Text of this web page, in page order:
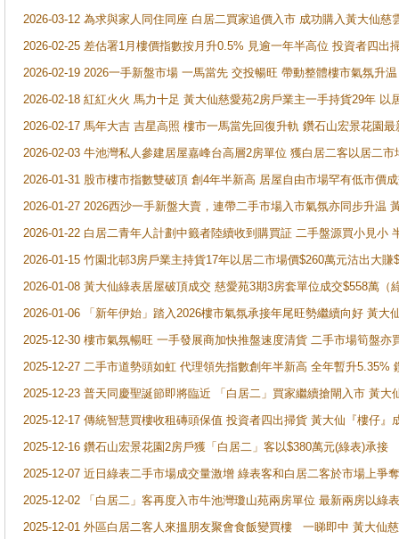
2026-03-12 為求與家人同住同座 白居二買家追價入市 成功購入黃大仙
2026-02-25 差估署1月樓價指數按月升0.5% 見逾一年半高位 投資者四
2026-02-19 2026一手新盤市場 一馬當先 交投暢旺 帶動整體樓市氣氛升
2026-02-18 紅紅火火 馬力十足 黃大仙慈愛苑2房戶業主一手持貨29年 以
2026-02-17 馬年大吉 吉星高照 樓市一馬當先回復升軌 鑽石山宏景花園
2026-02-03 牛池灣私人參建居屋嘉峰台高層2房單位 獲白居二客以居二市
2026-01-31 股市樓市指數雙破頂 創4年半新高 居屋自由市場罕有低市價
2026-01-27 2026西沙一手新盤大賣，連帶二手市場入市氣氛亦同步升温
2026-01-22 白居二青年人計劃中籤者陸續收到購買証 二手盤源買小見小
2026-01-15 竹園北邨3房戶業主持貨17年以居二市場價$260萬元沽出大賺
2026-01-08 黃大仙綠表居屋破頂成交 慈愛苑3期3房套單位成交$558萬（
2026-01-06 「新年伊始」踏入2026樓市氣氛承接年尾旺勢繼續向好 黃
2025-12-30 樓市氣氛暢旺 一手發展商加快推盤速度清貨 二手市場筍盤
2025-12-27 二手市道勢頭如虹 代理領先指數創年半新高 全年暫升5.35%
2025-12-23 普天同慶聖誕節即將臨近 「白居二」買家繼續搶閘入市 黃
2025-12-17 傳統智慧買樓收租磚頭保值 投資者四出掃貨 黃大仙『樓仔
2025-12-16 鑽石山宏景花園2房戶獲「白居二」客以$380萬元(綠表)承接
2025-12-07 近日綠表二手市場成交量激增 綠表客和白居二客於市場上
2025-12-02 「白居二」客再度入市牛池灣瓊山苑兩房單位 最新兩房以綠
2025-12-01 外區白居二客人來搵朋友聚會食飯變買樓 一睇即中 黃大仙